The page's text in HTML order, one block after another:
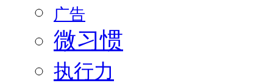
广告
微习惯
执行力